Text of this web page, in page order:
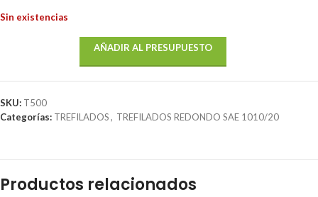
Sin existencias
AÑADIR AL PRESUPUESTO
SKU: T500
Categorías: TREFILADOS, TREFILADOS REDONDO SAE 1010/20
Productos relacionados